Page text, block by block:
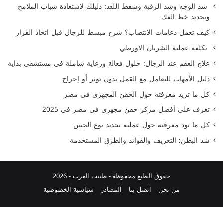
شد الوجه وشد الرقبة وشفط اللغد: دليلك لاستعادة شباب الملامح
وتحديد خط الفك
كيف تعمل دعامات الانتصاب؟ شرح مبسط للرجال قبل اتخاذ القرار
تكلفة عملية الشريان الاورطي
علاج العقم عند الرجال: حلول فعالة ورعاية شاملة في مستشفى بداية
دليل الأمهات للتعامل مع القمل بدون توتر أو إحراج
كل ما تريد معرفته حول الحقن المجهري في مصر
تعرف على أفضل مركز حقن مجهري في مصر في 2025
كل ما تود معرفته حول عملية تحديد نوع الجنين
شد البطن: التعريف والفوائد والطرق المستخدمة
حقوق الطبع محفوظة -طبيب العرب- 2026
من نحن
اتصل بنا المصادر سياسية الخصوصية